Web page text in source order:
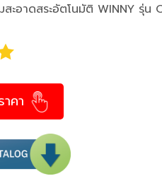
ะอาดสระอัตโนมัติ WINNY รุ่น
คา